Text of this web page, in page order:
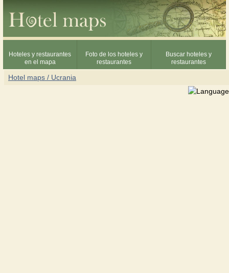
Hoteles y restaurantes
en el mapa
Foto de los hoteles y
restaurantes
Buscar hoteles y
restaurantes
Hotel maps / Ucrania